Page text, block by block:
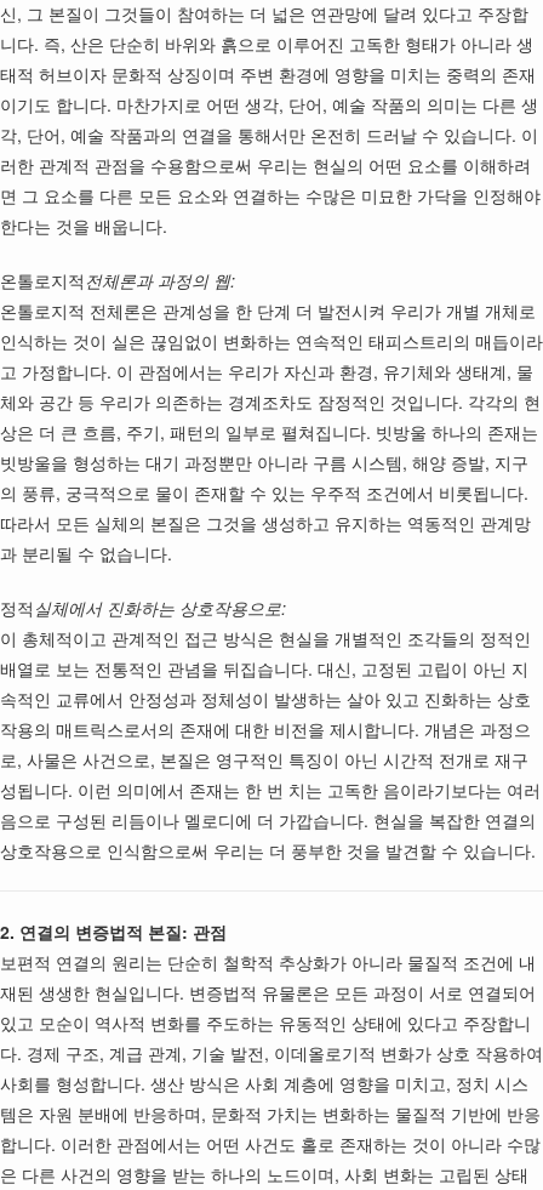
신, 그 본질이 그것들이 참여하는 더 넓은 연관망에 달려 있다고 주장합
니다. 즉, 산은 단순히 바위와 흙으로 이루어진 고독한 형태가 아니라 생
태적 허브이자 문화적 상징이며 주변 환경에 영향을 미치는 중력의 존재
이기도 합니다. 마찬가지로 어떤 생각, 단어, 예술 작품의 의미는 다른 생
각, 단어, 예술 작품과의 연결을 통해서만 온전히 드러날 수 있습니다. 이
러한 관계적 관점을 수용함으로써 우리는 현실의 어떤 요소를 이해하려
면 그 요소를 다른 모든 요소와 연결하는 수많은 미묘한 가닥을 인정해야
한다는 것을 배웁니다.
온톨로지적 전체론과 과정의 웹:
온톨로지적 전체론은 관계성을 한 단계 더 발전시켜 우리가 개별 개체로
인식하는 것이 실은 끊임없이 변화하는 연속적인 태피스트리의 매듭이라
고 가정합니다. 이 관점에서는 우리가 자신과 환경, 유기체와 생태계, 물
체와 공간 등 우리가 의존하는 경계조차도 잠정적인 것입니다. 각각의 현
상은 더 큰 흐름, 주기, 패턴의 일부로 펼쳐집니다. 빗방울 하나의 존재는
빗방울을 형성하는 대기 과정뿐만 아니라 구름 시스템, 해양 증발, 지구
의 풍류, 궁극적으로 물이 존재할 수 있는 우주적 조건에서 비롯됩니다.
따라서 모든 실체의 본질은 그것을 생성하고 유지하는 역동적인 관계망
과 분리될 수 없습니다.
정적 실체에서 진화하는 상호작용으로:
이 총체적이고 관계적인 접근 방식은 현실을 개별적인 조각들의 정적인
배열로 보는 전통적인 관념을 뒤집습니다. 대신, 고정된 고립이 아닌 지
속적인 교류에서 안정성과 정체성이 발생하는 살아 있고 진화하는 상호
작용의 매트릭스로서의 존재에 대한 비전을 제시합니다. 개념은 과정으
로, 사물은 사건으로, 본질은 영구적인 특징이 아닌 시간적 전개로 재구
성됩니다. 이런 의미에서 존재는 한 번 치는 고독한 음이라기보다는 여러
음으로 구성된 리듬이나 멜로디에 더 가깝습니다. 현실을 복잡한 연결의
상호작용으로 인식함으로써 우리는 더 풍부한 것을 발견할 수 있습니다.
2. 연결의 변증법적 본질: 관점
보편적 연결의 원리는 단순히 철학적 추상화가 아니라 물질적 조건에 내
재된 생생한 현실입니다. 변증법적 유물론은 모든 과정이 서로 연결되어
있고 모순이 역사적 변화를 주도하는 유동적인 상태에 있다고 주장합니
다. 경제 구조, 계급 관계, 기술 발전, 이데올로기적 변화가 상호 작용하여
사회를 형성합니다. 생산 방식은 사회 계층에 영향을 미치고, 정치 시스
템은 자원 분배에 반응하며, 문화적 가치는 변화하는 물질적 기반에 반응
합니다. 이러한 관점에서는 어떤 사건도 홀로 존재하는 것이 아니라 수많
은 다른 사건의 영향을 받는 하나의 노드이며, 사회 변화는 고립된 상태